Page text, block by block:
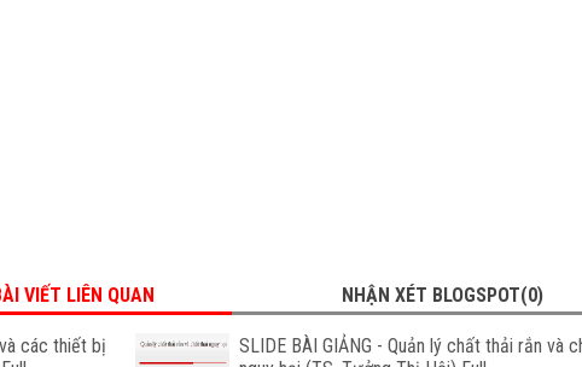
VIẾT LIÊN QUAN NHẬN XÉT BLOGSPOT(0)
các thiết bị
SLIDE BÀI GIẢNG - Quản lý chất thải rắn và